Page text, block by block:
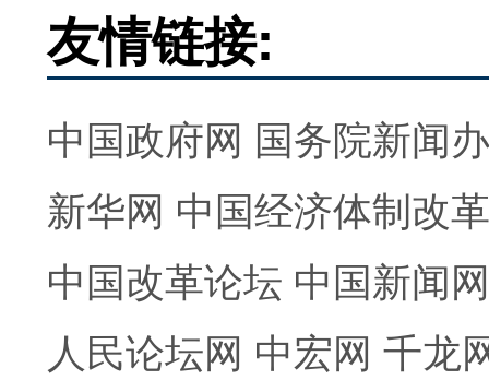
友情链接:
中国政府网 国务院新闻
新华网 中国经济体制改
中国改革论坛 中国新闻网
人民论坛网 中宏网 千龙